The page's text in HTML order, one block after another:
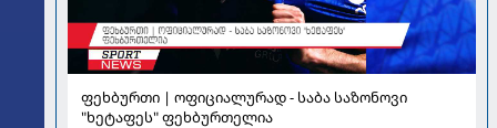
ფეხბურთი | ოფიციალურად - საბა საზონოვი
"ხეტაფეს" ფეხბურთელია